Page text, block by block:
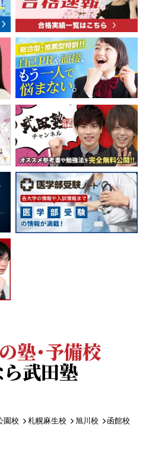
塾・予備校
武田塾
園校 札幌麻生校 旭川校
函館校